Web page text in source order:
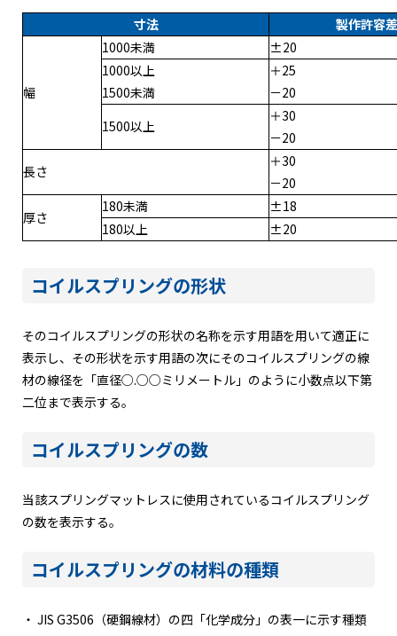
寸法 製作許容差
幅
1000未満
±20
1000以上
1500未満
＋25
－20
1500以上
＋30
－20
長さ
＋30
－20
厚さ
180未満
±18
180以上
±20
コイルスプリングの形状
そのコイルスプリングの形状の名称を示す用語を用いて適正に
表示し、その形状を示す用語の次にそのコイルスプリングの線
材の線径を「直径○.○○ミリメートル」のように小数点以下第
二位まで表示する。
コイルスプリングの数
当該スプリングマットレスに使用されているコイルスプリング
の数を表示する。
コイルスプリングの材料の種類
・ JIS G3506（硬鋼線材）の四「化学成分」の表一に示す種類